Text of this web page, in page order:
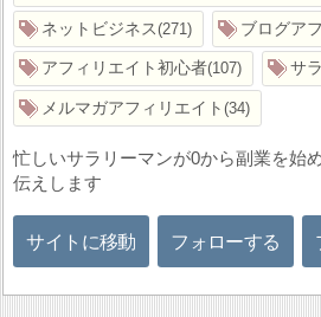
ネットビジネス 271 ブログア
アフィリエイト初心者 107 サ
メルマガアフィリエイト 34
忙しいサラリーマンが0から副業を始
伝えします
サイトに移動 フォローする